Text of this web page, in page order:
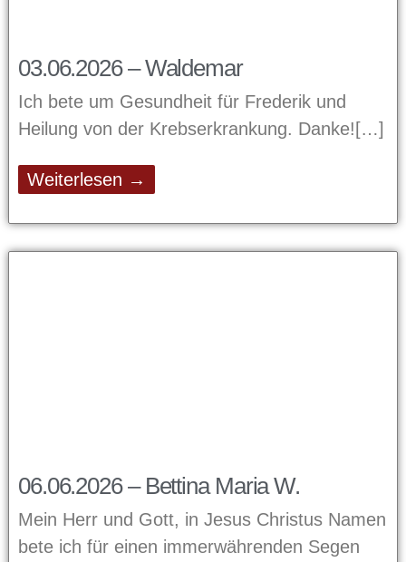
03.06.2026 – Waldemar
Ich bete um Gesundheit für Frederik und
Heilung von der Krebserkrankung. Danke!
Weiterlesen →
06.06.2026 – Bettina Maria W.
Mein Herr und Gott, in Jesus Christus Namen
bete ich für einen immerwährenden Segen